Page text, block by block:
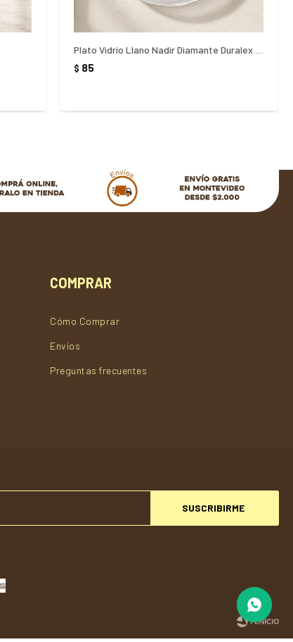
$ 85
SUSCRIBIRME
COMPRAR
Cómo Comprar
Envios
Preguntas frecuentes